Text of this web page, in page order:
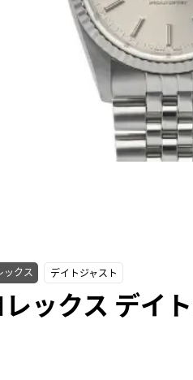
ックス デイトジャスト
レックス デイ